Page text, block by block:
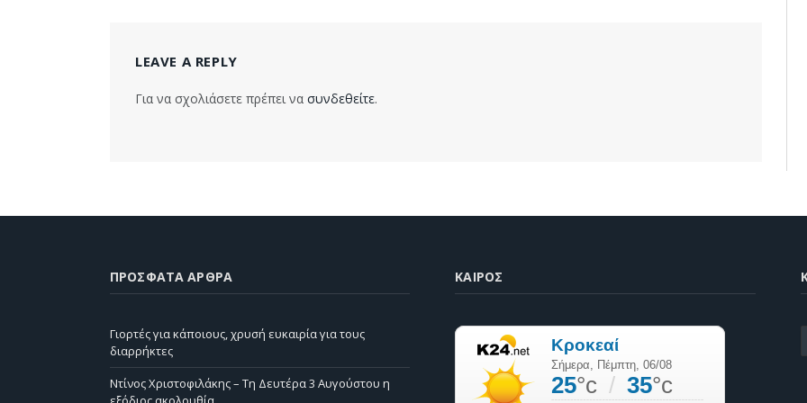
LEAVE A REPLY
Για να σχολιάσετε πρέπει να συνδεθείτε.
ΠΡΌΣΦΑΤΑ ΆΡΘΡΑ
Γιορτές για κάποιους, χρυσή ευκαιρία για τους
διαρρήκτες
Ντίνος Χριστοφιλάκης – Τη Δευτέρα 3 Αυγούστου η
ΚΑΙΡΌΣ